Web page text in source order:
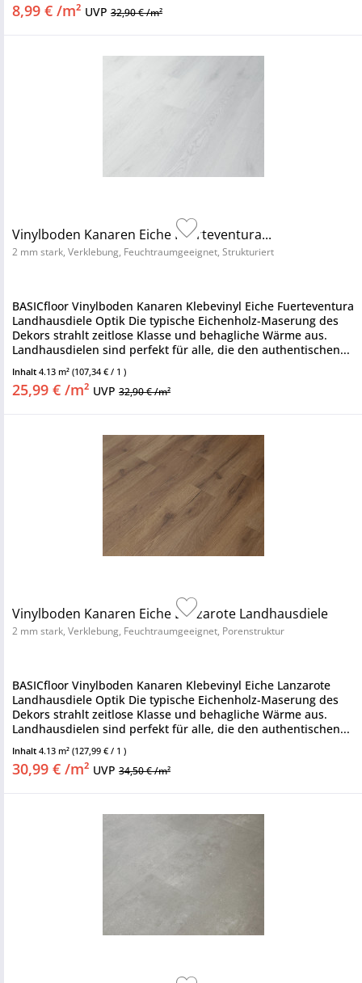
8,99 € /m² UVP 32,90 € /m²
Vinylboden Kanaren Eiche Fuerteventura...
2 mm stark, Verklebung, Feuchtraumgeeignet, Strukturiert
BASICfloor Vinylboden Kanaren Klebevinyl Eiche Fuerteventura
Landhausdiele Optik Die typische Eichenholz-Maserung des
Dekors strahlt zeitlose Klasse und behagliche Wärme aus.
Landhausdielen sind perfekt für alle, die den authentischen...
Inhalt 4.13 m² (107,34 € / 1 )
25,99 € /m² UVP 32,90 € /m²
Vinylboden Kanaren Eiche Lanzarote Landhausdiele
2 mm stark, Verklebung, Feuchtraumgeeignet, Porenstruktur
BASICfloor Vinylboden Kanaren Klebevinyl Eiche Lanzarote
Landhausdiele Optik Die typische Eichenholz-Maserung des
Dekors strahlt zeitlose Klasse und behagliche Wärme aus.
Landhausdielen sind perfekt für alle, die den authentischen...
Inhalt 4.13 m² (127,99 € / 1 )
30,99 € /m² UVP 34,50 € /m²